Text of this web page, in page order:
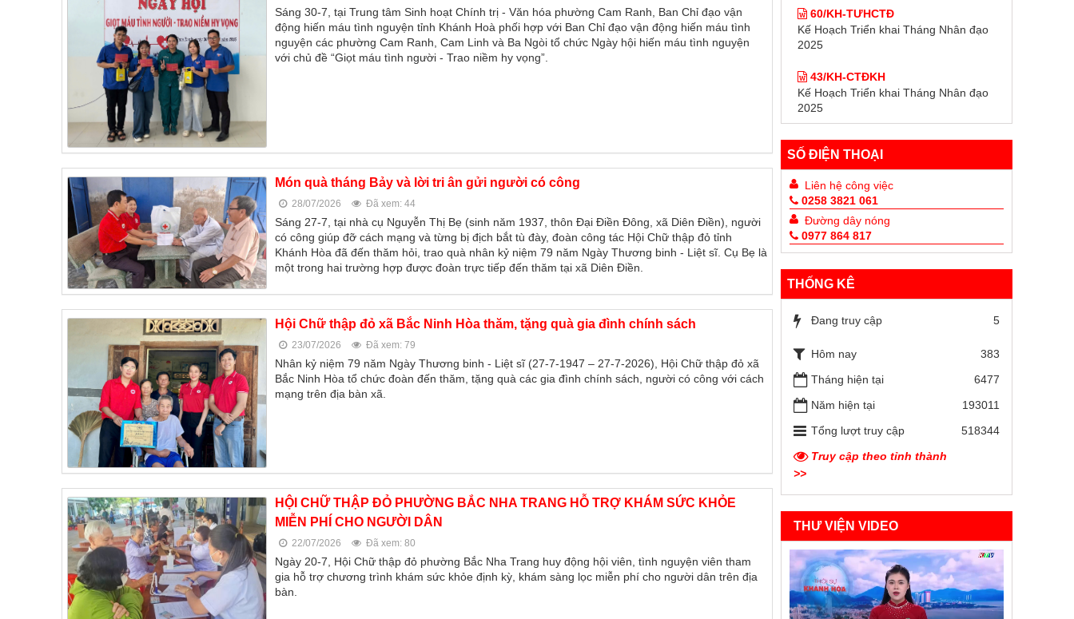
Sáng 30-7, tại Trung tâm Sinh hoạt Chính trị - Văn hóa phường Cam Ranh, Ban Chỉ đạo vận
động hiến máu tình nguyện tỉnh Khánh Hoà phối hợp với Ban Chỉ đạo vận động hiến máu tình
nguyện các phường Cam Ranh, Cam Linh và Ba Ngòi tổ chức Ngày hội hiến máu tình nguyện
với chủ đề “Giọt máu tình người - Trao niềm hy vọng”.
Món quà tháng Bảy và lời tri ân gửi người có công
28/07/2026 Đã xem: 44
Sáng 27-7, tại nhà cụ Nguyễn Thị Bẹ (sinh năm 1937, thôn Đại Điền Đông, xã Diên Điền), người
có công giúp đỡ cách mạng và từng bị địch bắt tù đày, đoàn công tác Hội Chữ thập đỏ tỉnh
Khánh Hòa đã đến thăm hỏi, trao quà nhân kỷ niệm 79 năm Ngày Thương binh - Liệt sĩ. Cụ Bẹ là
một trong hai trường hợp được đoàn trực tiếp đến thăm tại xã Diên Điền.
Hội Chữ thập đỏ xã Bắc Ninh Hòa thăm, tặng quà gia đình chính sách
23/07/2026 Đã xem: 79
Nhân kỷ niệm 79 năm Ngày Thương binh - Liệt sĩ (27-7-1947 – 27-7-2026), Hội Chữ thập đỏ xã
Bắc Ninh Hòa tổ chức đoàn đến thăm, tặng quà các gia đình chính sách, người có công với cách
mạng trên địa bàn xã.
HỘI CHỮ THẬP ĐỎ PHƯỜNG BẮC NHA TRANG HỖ TRỢ KHÁM SỨC KHỎE
MIỄN PHÍ CHO NGƯỜI DÂN
22/07/2026 Đã xem: 80
Ngày 20-7, Hội Chữ thập đỏ phường Bắc Nha Trang huy động hội viên, tình nguyện viên tham
gia hỗ trợ chương trình khám sức khỏe định kỳ, khám sàng lọc miễn phí cho người dân trên địa
bàn.
Kế Hoạch Triển khai Tháng Nhân đạo
2025
Kế Hoạch Triển khai Tháng Nhân đạo
2025
60/KH-TƯHCTĐ
Kế Hoạch Triển khai Tháng Nhân đạo
2025
SỐ ĐIỆN THOẠI
Liên hệ công việc
0258 3821 061
Đường dây nóng
0977 864 817
THỐNG KÊ
Đang truy cập 5
Hôm nay
383
Tháng hiện tại
6477
Năm hiện tại
193011
Tổng lượt truy cập
518344
Truy cập theo tỉnh thành
>>
THƯ VIỆN VIDEO